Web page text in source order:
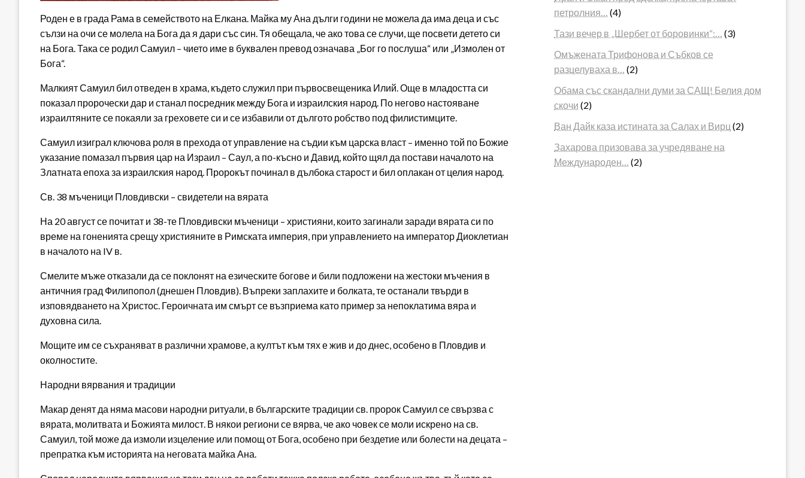
Роден е в града Рама в семейството на Елкана. Майка му Ана дълги години не можела да има деца и със
сълзи на очи се молела на Бога да я дари със син. Тя обещала, че ако това се случи, ще посвети детето си
на Бога. Така се родил Самуил – чието име в буквален превод означава „Бог го послуша“ или „Измолен от
Бога“.
Малкият Самуил бил отведен в храма, където служил при първосвещеника Илий. Още в младостта си
показал пророчески дар и станал посредник между Бога и израилския народ. По негово настояване
израилтяните се покаяли за греховете си и се избавили от дългото робство под филистимците.
Самуил изиграл ключова роля в прехода от управление на съдии към царска власт – именно той по Божие
указание помазал първия цар на Израил – Саул, а по-късно и Давид, който щял да постави началото на
Златната епоха за израилския народ. Пророкът починал в дълбока старост и бил оплакан от целия народ.
Св. 38 мъченици Пловдивски – свидетели на вярата
На 20 август се почитат и 38-те Пловдивски мъченици – християни, които загинали заради вярата си по
време на гоненията срещу християните в Римската империя, при управлението на император Диоклетиан
в началото на IV в.
Смелите мъже отказали да се поклонят на езическите богове и били подложени на жестоки мъчения в
античния град Филипопол (днешен Пловдив). Въпреки заплахите и болката, те останали твърди в
изповядването на Христос. Героичната им смърт се възприема като пример за непоклатима вяра и
духовна сила.
Мощите им се съхраняват в различни храмове, а култът към тях е жив и до днес, особено в Пловдив и
околностите.
Народни вярвания и традиции
Макар денят да няма масови народни ритуали, в българските традиции св. пророк Самуил се свързва с
вярата, молитвата и Божията милост. В някои региони се вярва, че ако човек се моли искрено на св.
Самуил, той може да измоли изцеление или помощ от Бога, особено при бездетие или болести на децата –
препратка към историята на неговата майка Ана.
петролния…
(4)
Тази вечер в „Шербет от боровинки“:…
(3)
Омъжената Трифонова и Събков се
разцелуваха в…
(2)
Обама със скандални думи за САЩ! Белия дом
скочи (2)
Ван Дайк каза истината за Салах и Вирц (2)
Захарова призовава за учредяване на
Международен…
(2)